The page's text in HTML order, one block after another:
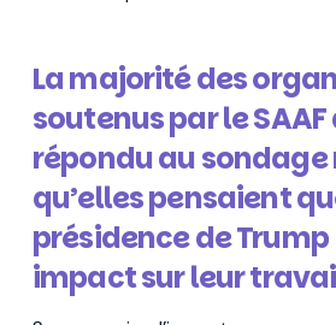
La majorité des
soutenus par le
répondu au
qu’elles pensaient
présidence de Trump
impact sur leur